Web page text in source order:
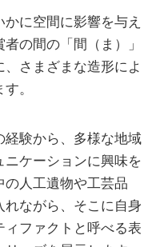
に空間に影響を与え
の間の「間（ま）」
さまざまな造形によ
。
経験から、多様な地域
ケーションに興味を
人工遺物や工芸品
ながら、そこに自身
ファクトと呼べる表